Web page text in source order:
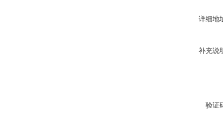
详细地
补充说
验证